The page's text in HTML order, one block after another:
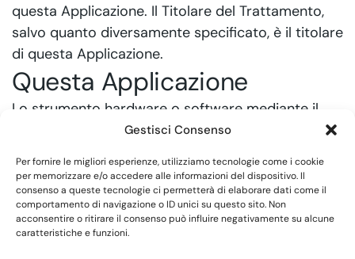
Gestisci Consenso
Per fornire le migliori esperienze, utilizziamo tecnologie come i cookie
per memorizzare e/o accedere alle informazioni del dispositivo. Il
consenso a queste tecnologie ci permetterà di elaborare dati come il
comportamento di navigazione o ID unici su questo sito. Non
acconsentire o ritirare il consenso può influire negativamente su alcune
caratteristiche e funzioni.
questa Applicazione. Il Titolare del Trattamento,
salvo quanto diversamente specificato, è il titolare
di questa Applicazione.
Questa Applicazione
Lo strumento hardware o software mediante il
quale sono raccolti e trattati i Dati Personali degli
Servizio
Il Servizio fornito da questa Applicazione così
come definito nei relativi termini (se presenti) su